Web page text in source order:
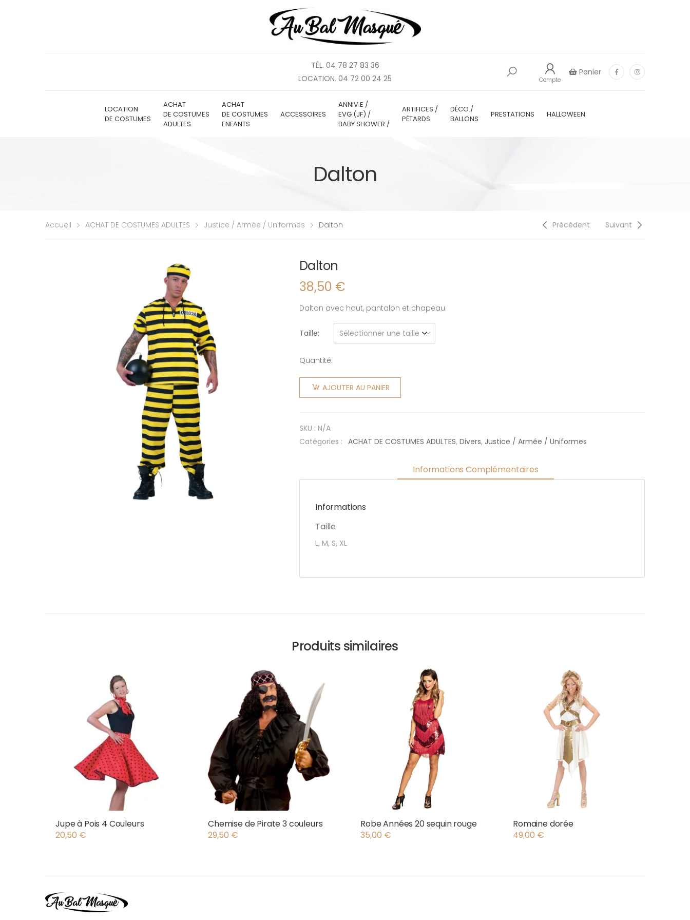
TÉL. 04 78 27 83 36
LOCATION. 04 72 00 24 25
Compte
Panier
LOCATION
DE COSTUMES
ACHAT
DE COSTUMES
ADULTES
ACHAT
DE COSTUMES
ENFANTS
ACCESSOIRES
ANNIV.E /
EVG (JF) /
BABY SHOWER /
ARTIFICES /
PÉTARDS
DÉCO./
BALLONS
PRESTATIONS HALLOWEEN
Dalton
Accueil ACHAT DE COSTUMES ADULTES Justice / Armée / Uniformes Dalton Précédent Suivant
Dalton
38,50 €
Dalton avec haut, pantalon et chapeau.
Taille
Quantité:
quantité
de
Dalton
AJOUTER AU PANIER
SKU : N/A
Catégories : ACHAT DE COSTUMES ADULTES, Divers, Justice / Armée / Uniformes
Informations Complémentaires
Informations
Taille
L, M, S, XL
Produits similaires
Jupe à Pois 4 Couleurs
20,50 €
Chemise de Pirate 3 couleurs
29,50 €
Robe Années 20 sequin rouge
35,00 €
Romaine dorée
49,00 €